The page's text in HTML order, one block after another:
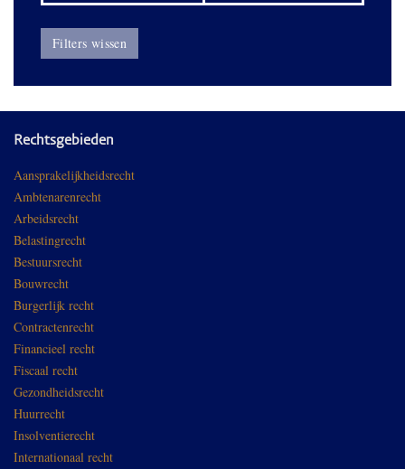
Filters wissen
Rechtsgebieden
Aansprakelijkheidsrecht
Ambtenarenrecht
Arbeidsrecht
Belastingrecht
Bestuursrecht
Bouwrecht
Burgerlijk recht
Contractenrecht
Financieel recht
Fiscaal recht
Gezondheidsrecht
Huurrecht
Insolventierecht
Internationaal recht